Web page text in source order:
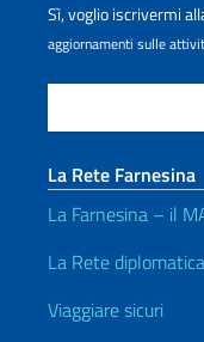
Sì, voglio iscrivermi
aggiornamenti sulle
La Rete Farnesina
La Farnesina – il
La Rete diplomatica
Viaggiare sicuri